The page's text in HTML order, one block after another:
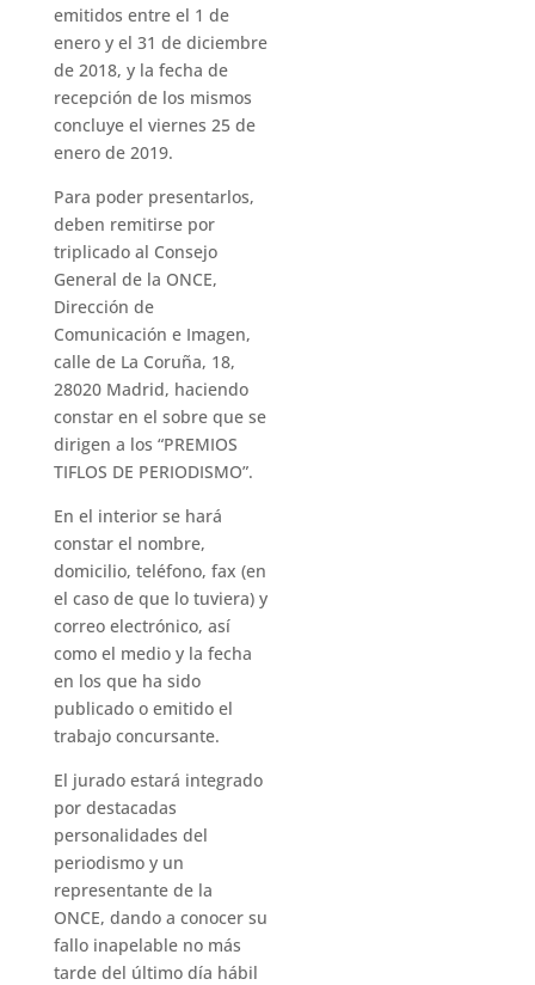
emitidos entre el 1 de
enero y el 31 de diciembre
de 2018, y la fecha de
recepción de los mismos
concluye el viernes 25 de
enero de 2019.
Para poder presentarlos,
deben remitirse por
triplicado al Consejo
General de la ONCE,
Dirección de
Comunicación e Imagen,
calle de La Coruña, 18,
28020 Madrid, haciendo
constar en el sobre que se
dirigen a los “PREMIOS
TIFLOS DE PERIODISMO”.
En el interior se hará
constar el nombre,
domicilio, teléfono, fax (en
el caso de que lo tuviera) y
correo electrónico, así
como el medio y la fecha
en los que ha sido
publicado o emitido el
trabajo concursante.
El jurado estará integrado
por destacadas
personalidades del
periodismo y un
representante de la
ONCE, dando a conocer su
fallo inapelable no más
tarde del último día hábil